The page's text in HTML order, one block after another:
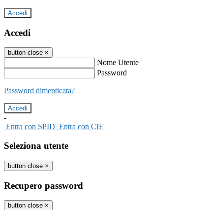
Accedi
Accedi
button close ×
Nome Utente
Password
Password dimenticata?
-
Entra con SPID Entra con CIE
Seleziona utente
button close ×
Recupero password
button close ×